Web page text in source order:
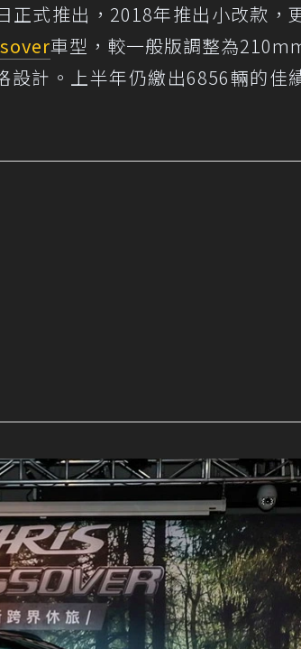
正式推出，2018年推出小改款，
車型，較一般版調整為
計。上半年仍繳出6856輛的佳